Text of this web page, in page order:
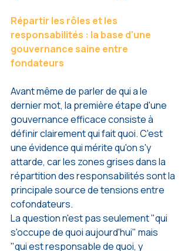
Répartir les rôles et les
responsabilités : la base d'une
gouvernance saine entre
fondateurs
Avant même de parler de qui a le
dernier mot, la première étape d'une
gouvernance efficace consiste à
définir clairement qui fait quoi. C'est
une évidence qui mérite qu'on s'y
attarde, car les zones grises dans la
répartition des responsabilités sont la
principale source de tensions entre
cofondateurs.
La question n'est pas seulement "qui
s'occupe de quoi aujourd'hui" mais
"qui est responsable de quoi, y